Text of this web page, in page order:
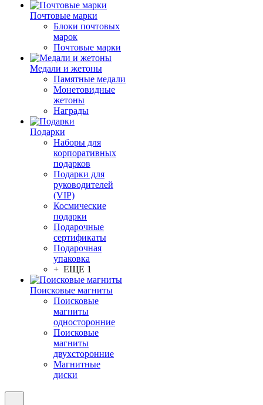
Почтовые марки
Блоки почтовых
марок
Почтовые марки
Медали и жетоны
Памятные медали
Монетовидные
жетоны
Награды
Подарки
Наборы для
корпоративных
подарков
Подарки для
руководителей
(VIP)
Космические
подарки
Подарочные
сертификаты
Подарочная
упаковка
+ ЕЩЕ 1
Поисковые магниты
Поисковые
магниты
односторонние
Поисковые
магниты
двухсторонние
Магнитные
диски